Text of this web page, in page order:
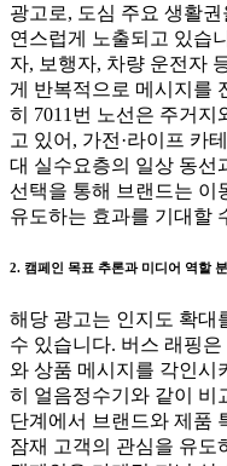
광고로, 도심 주요 생활
연스럽게 노출되고 있습
자, 보행자, 차량 운전자
게 반복적으로 메시지를
히 7011번 노선은 주거
고 있어, 가전·라이프 카
대 실수요층의 일상 동선
선택을 통해 브랜드는 이
유도하는 효과를 기대할
2. 캠페인 목표 추론과 미디어 역할
해당 광고는 인지도 확대
수 있습니다. 버스 래핑
와 상품 메시지를 각인시
히 얼음정수기와 같이 비
단계에서 브랜드와 제품
잠재 고객의 관심을 유도